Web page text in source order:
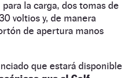
la carga, dos tomas de
voltios y, de manera
de apertura manos
que estará disponible